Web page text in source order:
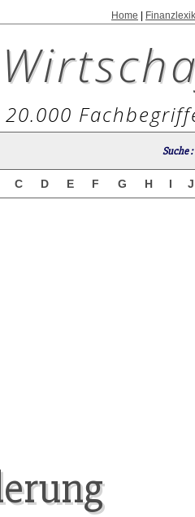
Home
Suche :
C D E F G H I J